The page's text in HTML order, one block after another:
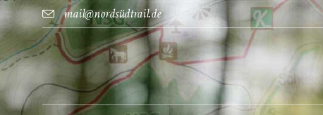
mail@nordsüdtrail.de